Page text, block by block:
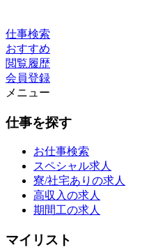
仕事検索
おすすめ
閲覧履歴
会員登録
メニュー
仕事を探す
お仕事検索
スペシャル求人
寮/社宅ありの求人
高収入の求人
期間工の求人
マイリスト